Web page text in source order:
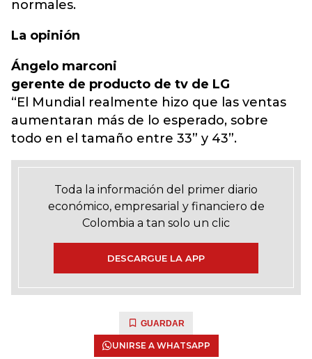
normales.
La opinión
Ángelo marconi
gerente de producto de tv de LG
“El Mundial realmente hizo que las ventas
aumentaran más de lo esperado, sobre
todo en el tamaño entre 33” y 43”.
Toda la información del primer diario
económico, empresarial y financiero de
Colombia a tan solo un clic
DESCARGUE LA APP
GUARDAR
UNIRSE A WHATSAPP